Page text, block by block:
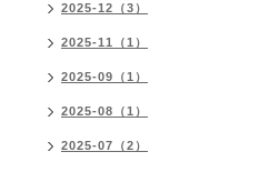
2025-12（3）
2025-11（1）
2025-09（1）
2025-08（1）
2025-07（2）